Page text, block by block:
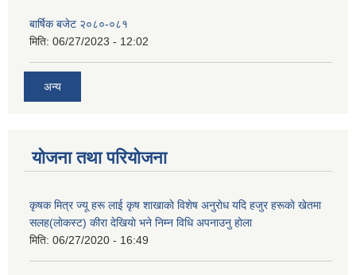
बार्षिक बजेट २०८०-०८१
मिति: 06/27/2023 - 12:02
अन्य
योजना तथा परियोजना
कृषक मित्र ज्यू हरू लाई कृष शाखाकाे विशेष अनुराेध यदि हजुर हरूकाे खेतमा
सलह(लाेकस्ट) कीरा देखियाे भने निम्न विधि अपनाउनु हाेला
मिति: 06/27/2020 - 16:49